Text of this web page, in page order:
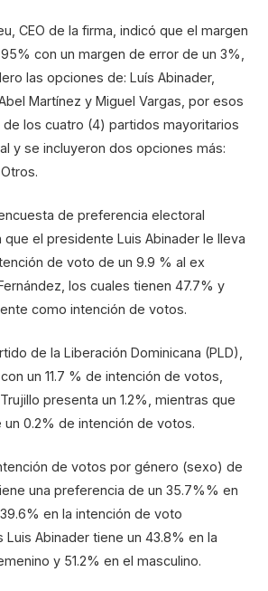
CEO de la firma, indicó que el margen
con un margen de error de un 3%,
las opciones de: Luís Abinader,
Martínez y Miguel Vargas, por esos
los cuatro (4) partidos mayoritarios
y se incluyeron dos opciones más:
de preferencia electoral
que el presidente Luis Abinader le lleva
de voto de un 9.9 % al ex
los cuales tienen 47.7% y
como intención de votos.
de la Liberación Dominicana (PLD),
un 11.7 % de intención de votos,
presenta un 1.2%, mientras que
un 0.2% de intención de votos.
de votos por género (sexo) de
una preferencia de un 35.7%% en
en la intención de voto
Luis Abinader tiene un 43.8% en la
y 51.2% en el masculino.